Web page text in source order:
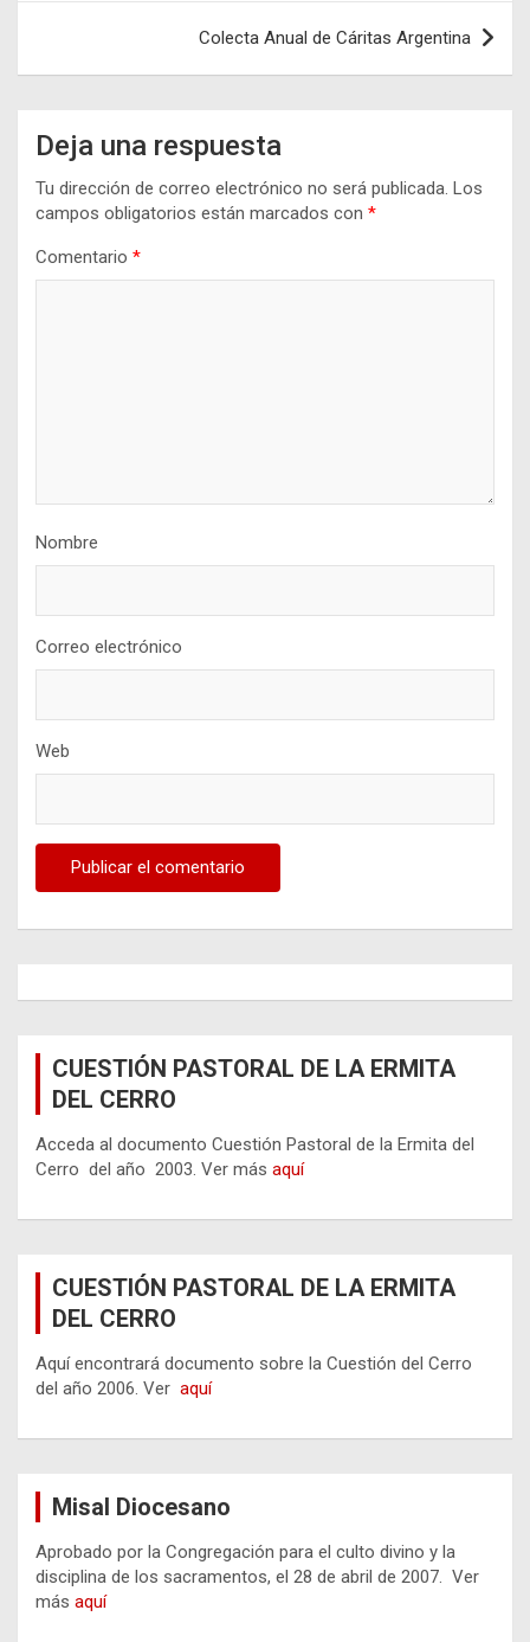
Colecta Anual de Cáritas Argentina
Deja una respuesta
Tu dirección de correo electrónico no será publicada. Los
campos obligatorios están marcados con *
Comentario *
Nombre
Correo electrónico
Web
CUESTIÓN PASTORAL DE LA ERMITA
DEL CERRO
Acceda al documento Cuestión Pastoral de la Ermita del
Cerro del año 2003. Ver más aquí
CUESTIÓN PASTORAL DE LA ERMITA
DEL CERRO
Aquí encontrará documento sobre la Cuestión del Cerro
del año 2006. Ver aquí
Misal Diocesano
Aprobado por la Congregación para el culto divino y la
disciplina de los sacramentos, el 28 de abril de 2007. Ver
más aquí